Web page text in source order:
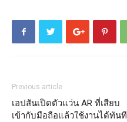
Previous article
เอปสันเปิดตัวแว่น AR ที่เสียบ
เข้ากับมือถือแล้วใช้งานได้ทันที